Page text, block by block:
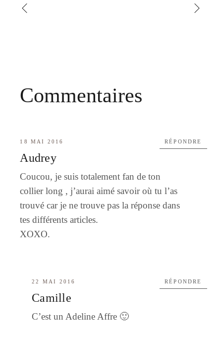
Commentaires
18 MAI 2016
Audrey
Coucou, je suis totalement fan de ton
collier long , j’aurai aimé savoir où tu l’as
trouvé car je ne trouve pas la réponse dans
tes différents articles.
XOXO.
RÉPONDRE
22 MAI 2016
Camille
C’est un Adeline Affre 🙂
RÉPONDRE